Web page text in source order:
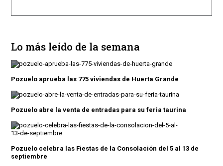
Lo más leído de la semana
Pozuelo aprueba las 775 viviendas de Huerta Grande
Pozuelo abre la venta de entradas para su feria taurina
Pozuelo celebra las Fiestas de la Consolación del 5 al 13 de
septiembre